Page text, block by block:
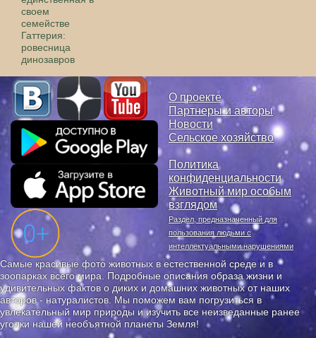
своем
семействе
Гаттерия:
ровесница
динозавров
О проекте
Партнеры и авторы
Новости
Сельское хозяйство
Политика
конфиденциальности
Животный мир особым
взглядом
Раздел, предназначенный для
пользования людьми с
интеллектуальными нарушениями
Самые красивые фото животных в естественной среде и в
зоопарках всего мира. Подробные описания образа жизни и
удивительных фактов о диких и домашних животных от наших
авторов - натуралистов. Мы поможем вам погрузиться в
увлекательный мир природы и изучить все неизведанные ранее
уголки нашей необъятной планеты Земля!